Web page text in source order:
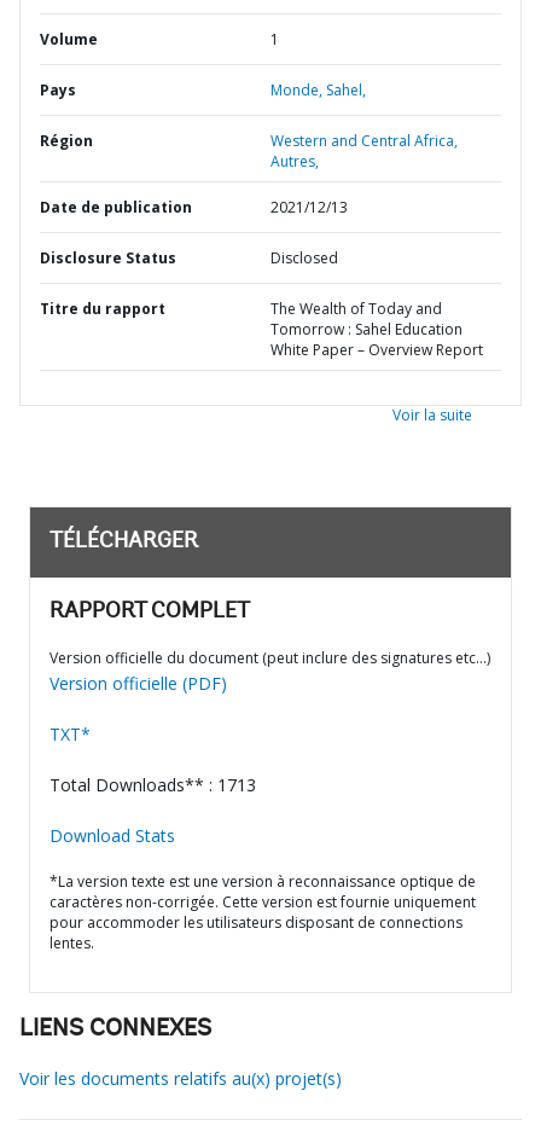
Volume 1
Pays Monde, Sahel,
Région
Western and Central Africa,
Autres,
Date de publication 2021/12/13
Disclosure Status Disclosed
Titre du rapport
The Wealth of Today and
Tomorrow : Sahel Education
White Paper – Overview Report
Voir la suite
TÉLÉCHARGER
RAPPORT COMPLET
Version officielle du document (peut inclure des signatures etc…)
Version officielle (PDF)
TXT*
Total Downloads** : 1713
Download Stats
*La version texte est une version à reconnaissance optique de
caractères non-corrigée. Cette version est fournie uniquement
pour accommoder les utilisateurs disposant de connections
lentes.
LIENS CONNEXES
Voir les documents relatifs au(x) projet(s)